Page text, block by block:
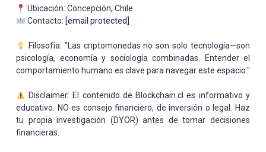
Ubicación: Concepción, Chile
Contacto: [email protected]
Filosofía: "Las criptomonedas no son solo tecnología—son
psicología, economía y sociología combinadas. Entender el
comportamiento humano es clave para navegar este espacio."
Disclaimer: El contenido de Blockchain.cl es informativo y
educativo. NO es consejo financiero, de inversión o legal. Haz
tu propia investigación (DYOR) antes de tomar decisiones
financieras.